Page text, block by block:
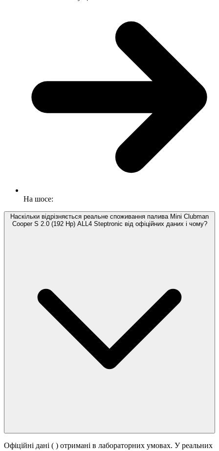
На шосе:
Наскільки відрізняється реальне споживання палива Mini Clubman
Cooper S 2.0 (192 Hp) ALL4 Steptronic від офіційних даних і чому?
Офіційні дані ( ) отримані в лабораторних умовах. У реальних